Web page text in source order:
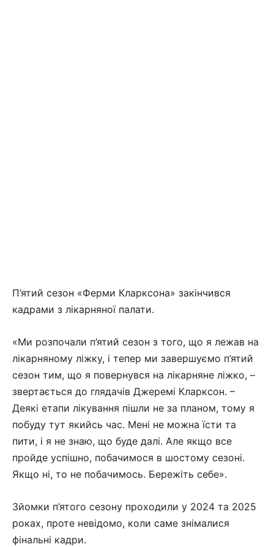
П’ятий сезон «Ферми Кларксона» закінчився
кадрами з лікарняної палати.
«Ми розпочали п’ятий сезон з того, що я лежав на
лікарняному ліжку, і тепер ми завершуємо п’ятий
сезон тим, що я повернувся на лікарняне ліжко, –
звертається до глядачів Джеремі Кларксон. –
Деякі етапи лікування пішли не за планом, тому я
побуду тут якийсь час. Мені не можна їсти та
пити, і я не знаю, що буде далі. Але якщо все
пройде успішно, побачимося в шостому сезоні.
Якщо ні, то не побачимось. Бережіть себе».
Зйомки п’ятого сезону проходили у 2024 та 2025
роках, проте невідомо, коли саме знімалися
фінальні кадри.